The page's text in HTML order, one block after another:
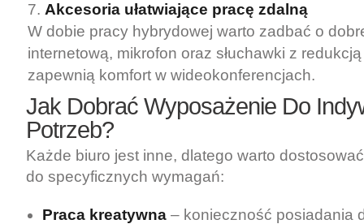
Akcesoria ułatwiające pracę zdalną
W dobie pracy hybrydowej warto zadbać o
internetową, mikrofon oraz słuchawki z
zapewnią komfort w wideokonferencjach.
Jak Dobrać Wyposażenie Do
Potrzeb?
Każde biuro jest inne, dlatego warto
do specyficznych wymagań:
Praca kreatywna – konieczność posiadania